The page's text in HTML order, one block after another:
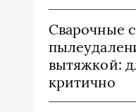
Сварочные
вытяжкой:
критично